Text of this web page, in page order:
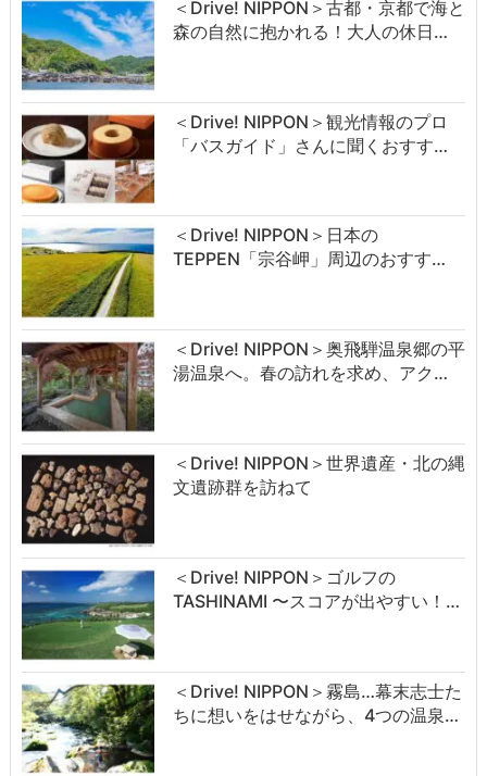
＜Drive! NIPPON＞古都・京都で海と
森の自然に抱かれる！大人の休日…
＜Drive! NIPPON＞観光情報のプロ
「バスガイド」さんに聞くおすす…
＜Drive! NIPPON＞日本の
TEPPEN「宗谷岬」周辺のおすす…
＜Drive! NIPPON＞奥飛騨温泉郷の平
湯温泉へ。春の訪れを求め、アク…
＜Drive! NIPPON＞世界遺産・北の縄
文遺跡群を訪ねて
＜Drive! NIPPON＞ゴルフの
TASHINAMI 〜スコアが出やすい！…
＜Drive! NIPPON＞霧島…幕末志士た
ちに想いをはせながら、4つの温泉…